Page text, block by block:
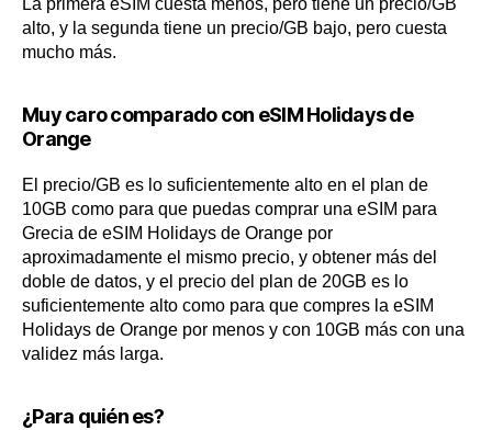
La primera eSIM cuesta menos, pero tiene un precio/GB
alto, y la segunda tiene un precio/GB bajo, pero cuesta
mucho más.
Muy caro comparado con eSIM Holidays de
Orange
El precio/GB es lo suficientemente alto en el plan de
10GB como para que puedas comprar una eSIM para
Grecia de eSIM Holidays de Orange por
aproximadamente el mismo precio, y obtener más del
doble de datos, y el precio del plan de 20GB es lo
suficientemente alto como para que compres la eSIM
Holidays de Orange por menos y con 10GB más con una
validez más larga.
¿Para quién es?